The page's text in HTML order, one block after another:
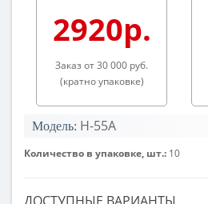
2920р.
Заказ от 30 000 руб.
(кратно упаковке)
Модель: Н-55А
Количество в упаковке, шт.: 10